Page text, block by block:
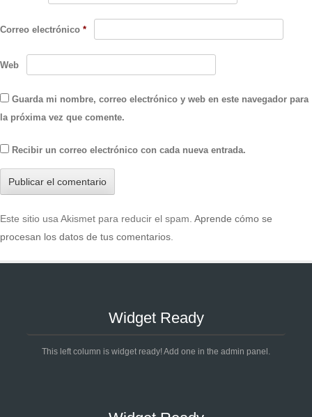
Correo electrónico *
Web
Guarda mi nombre, correo electrónico y web en este navegador para
la próxima vez que comente.
Recibir un correo electrónico con cada nueva entrada.
Este sitio usa Akismet para reducir el spam. Aprende cómo se
procesan los datos de tus comentarios
Widget Ready
This left column is widget ready! Add one in the admin panel.